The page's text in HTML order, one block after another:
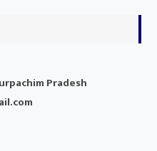
Pradesh